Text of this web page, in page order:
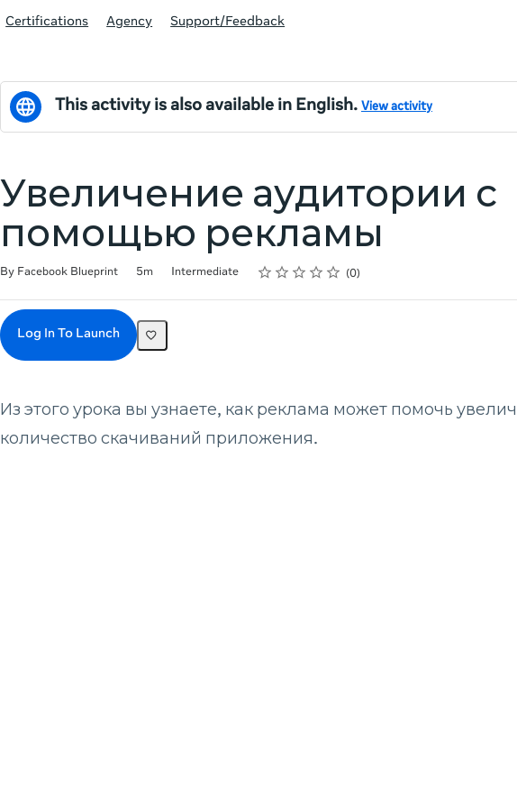
Certifications Agency Support/Feedback
This activity is also available in English. View activity
Увеличение аудитории с
помощью рекламы
By Facebook Blueprint 5m Intermediate Rating
1 star
2 stars
3 stars
4 stars
5 stars 0
Log In To Launch
Из этого урока вы узнаете, как реклама может помочь
количество скачиваний приложения.